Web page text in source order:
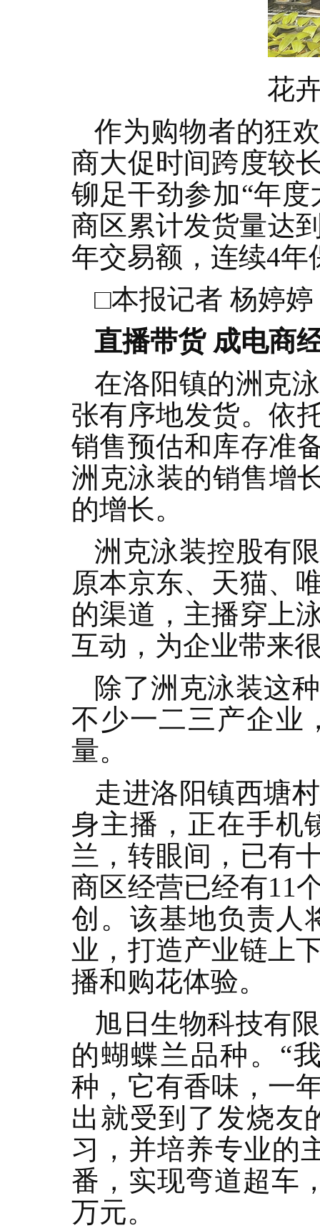
花
作为购物者的狂
商大促时间跨度较
铆足干劲参加“年
商区累计发货量达
年交易额，连续4年
□本报记者 杨婷
直播带货 成电商
在洛阳镇的洲克
张有序地发货。依
销售预估和库存准
洲克泳装的销售增
的增长。
洲克泳装控股有
原本京东、天猫、
的渠道，主播穿上
互动，为企业带来
除了洲克泳装这
不少一二三产企业
量。
走进洛阳镇西塘
身主播，正在手机
兰，转眼间，已有
商区经营已经有11
创。该基地负责人
业，打造产业链上
播和购花体验。
旭日生物科技有
的蝴蝶兰品种。“
种，它有香味，一
出就受到了发烧友
习，并培养专业的
番，实现弯道超车
万元。